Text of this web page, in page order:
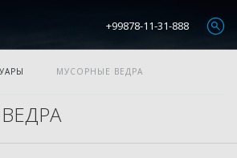
+99878-11-31-888
МУСОРНЫЕ ВЕДРА